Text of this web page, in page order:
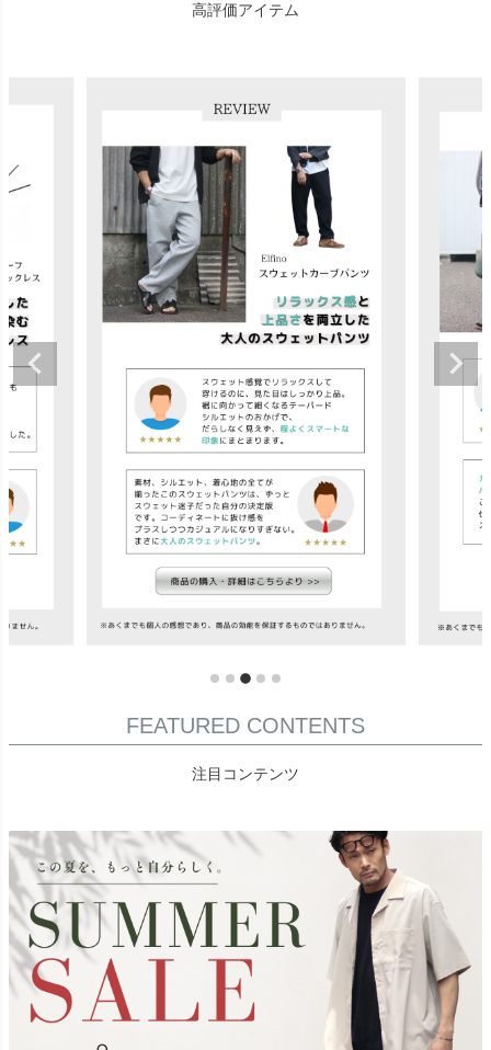
高評価アイテム
FEATURED CONTENTS
注目コンテンツ